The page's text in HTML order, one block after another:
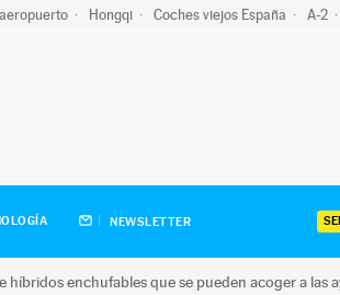
Hongqi Coches viejos España A-2
NEWSLETTER
enchufables que se pueden acoger a las